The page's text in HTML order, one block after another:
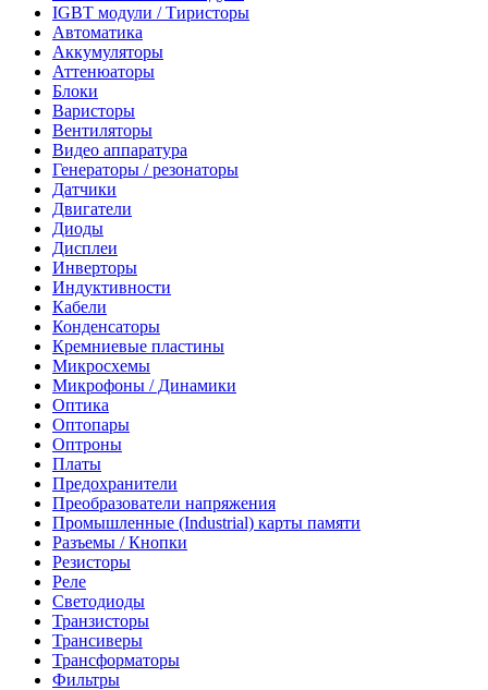
IGBT модули / Тиристоры
Автоматика
Аккумуляторы
Аттенюаторы
Блоки
Варисторы
Вентиляторы
Видео аппаратура
Генераторы / резонаторы
Датчики
Двигатели
Диоды
Дисплеи
Инверторы
Индуктивности
Кабели
Конденсаторы
Кремниевые пластины
Микросхемы
Микрофоны / Динамики
Оптика
Оптопары
Оптроны
Платы
Предохранители
Преобразователи напряжения
Промышленные (Industrial) карты памяти
Разъемы / Кнопки
Резисторы
Реле
Светодиоды
Транзисторы
Трансиверы
Трансформаторы
Фильтры